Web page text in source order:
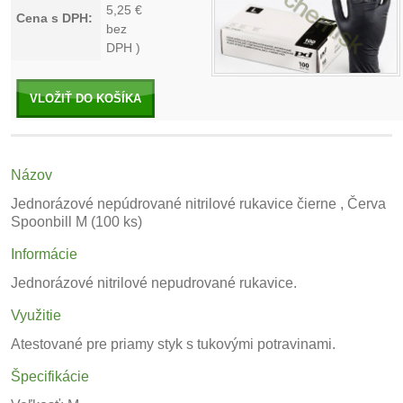
Cena s DPH:
5,25 €
bez
DPH )
VLOŽIŤ DO KOŠÍKA
Názov
Jednorázové nepúdrované nitrilové rukavice čierne , Červa
Spoonbill M (100 ks)
Informácie
Jednorázové nitrilové nepudrované rukavice.
Využitie
Atestované pre priamy styk s tukovými potravinami.
Špecifikácie